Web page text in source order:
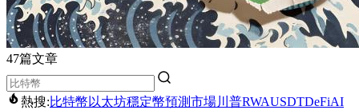
47篇文章
熱搜:比特幣 以太坊穩定幣預測市場川普RWAUSDTDeFiAI